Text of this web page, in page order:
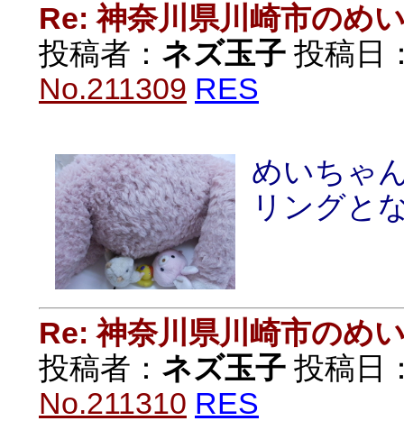
Re: 神奈川県川崎市のめ
投稿者： ネズ玉子 投稿日
No.211309 RES
めいちゃ
リングと
Re: 神奈川県川崎市のめ
投稿者： ネズ玉子 投稿日
No.211310 RES